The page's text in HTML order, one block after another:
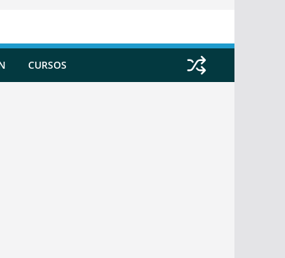
CURSOS